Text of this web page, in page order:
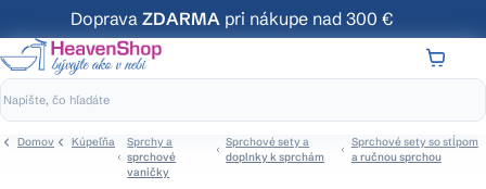
na
obsah
Doprava ZDARMA pri nákupe nad 300 €
Domov Kúpeľňa
Sprchy a
sprchové
vaničky
Sprchové sety a
doplnky k sprchám
Sprchové sety so stĺpom
a ručnou sprchou